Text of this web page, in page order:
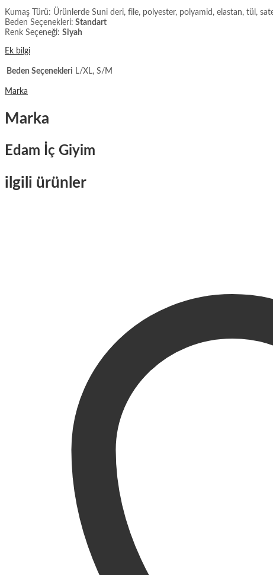
Kumaş Türü: Ürünlerde Suni deri, file, polyester, polyamid, elastan, tül,
Beden Seçenekleri: Standart
Renk Seçeneği: Siyah
Ek bilgi
Beden Seçenekleri L/XL, S/M
Marka
Marka
Edam İç Giyim
ilgili ürünler